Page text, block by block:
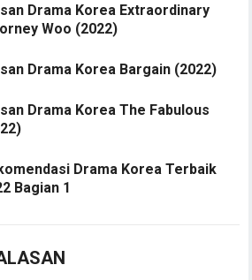
Drama Korea Extraordinary
Woo (2022)
Drama Korea Bargain (2022)
Drama Korea The Fabulous
Drama Korea Terbaik
Bagian 1